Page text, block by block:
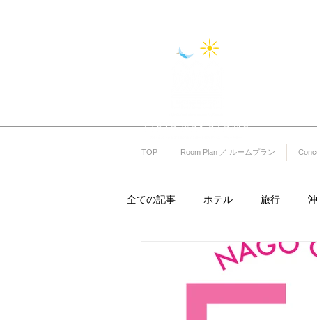
〒905-0005 沖縄県名護市字為又(Okinawa Nago-shi
（OKINAWAフルーツランド敷地内）
TOP Room Plan ／ ルームプラン
全ての記事 ホテル 旅行
カーシェア レンタ